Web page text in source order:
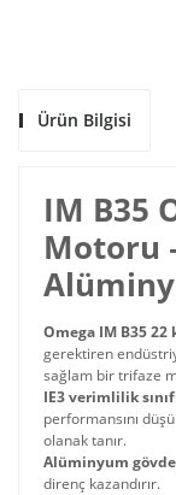
Ürün Bilgisi
IM B35
Motoru
Omega IM B35
gerektiren
sağlam bir trifaze
IE3 verimlilik
performansını
olanak tanır.
Alüminyum gövde
direnç kazandırır.